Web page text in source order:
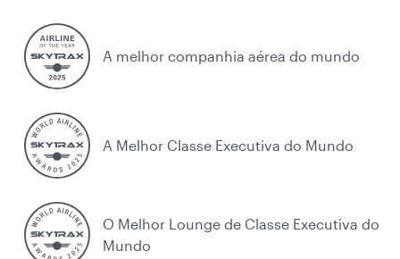
A melhor companhia aérea do mundo
A Melhor Classe Executiva do Mundo
O Melhor Lounge de Classe Executiva do
Mundo